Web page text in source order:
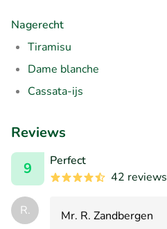
Nagerecht
Tiramisu
Dame blanche
Cassata-ijs
Reviews
9
Perfect
42 reviews
R.
Mr. R. Zandbergen